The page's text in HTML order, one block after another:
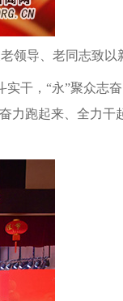
领导、老同志致以
实干，“永”聚众志
力跑起来、全力干